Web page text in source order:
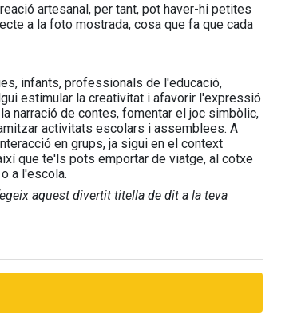
artesanal, per tant, pot haver-hi petites
a la foto mostrada, cosa que fa que cada
infants, professionals de l'educació,
estimular la creativitat i afavorir l'expressió
narració de contes, fomentar el joc simbòlic,
activitats escolars i assemblees. A
en grups, ja sigui en el context
que te'ls pots emportar de viatge, al cotxe
a l'escola.
aquest divertit titella de dit a la teva